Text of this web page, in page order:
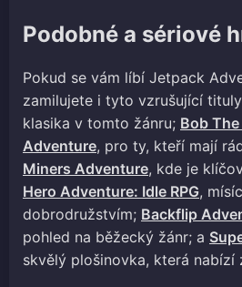
Podobné a sériové
Pokud se vám líbí Jetpack
zamilujete i tyto vzrušující
klasika v tomto žánru; Bob
Adventure, pro ty, kteří mají
Miners Adventure, kde je
Hero Adventure: Idle RPG,
dobrodružstvím; Backflip
pohled na běžecký žánr; a
skvělý plošinovka, která nabízí